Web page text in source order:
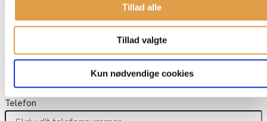
Tillad alle
Tillad valgte
Kun nødvendige cookies
Telefon